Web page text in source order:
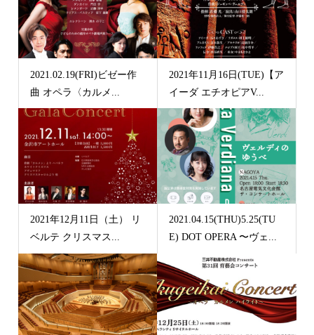
2021.02.19(FRI)ビゼー作
曲 オペラ〈カルメ...
2021年11月16日(TUE)【ア
イーダ エチオピアV...
2021年12月11日（土） リ
ベルテ クリスマス...
2021.04.15(THU)5.25(TU
E) DOT OPERA 〜ヴェ...